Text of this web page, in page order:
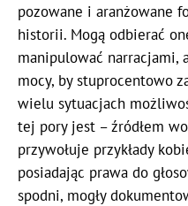
pozowane i aranżowane
historii. Mogą odbierać
manipulować narracjami,
mocy, by stuprocentowo
wielu sytuacjach
tej pory jest – źródłem
przywołuje przykłady
posiadając prawa do
spodni, mogły